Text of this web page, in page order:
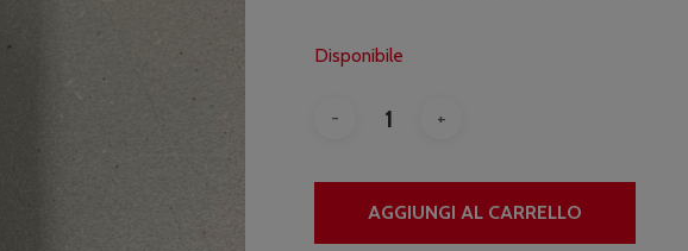
Disponibile
AGGIUNGI AL CARRELLO